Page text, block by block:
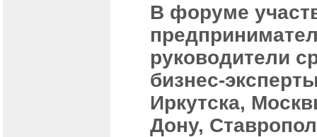
В форуме
руководители
бизнес-
Иркутска,
Дону,